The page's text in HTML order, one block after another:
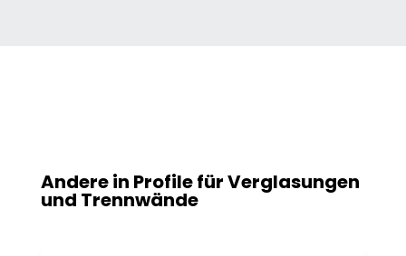
Andere in Profile für Verglasungen
und Trennwände